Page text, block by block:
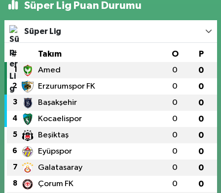
Süper Lig Puan Durumu
Süper Lig
# Takım O P
1 Amed 0 0
2 Erzurumspor FK 0 0
3 Başakşehir 0 0
4 Kocaelispor 0 0
5 Beşiktaş 0 0
6 Eyüpspor 0 0
7 Galatasaray 0 0
8 Çorum FK 0 0